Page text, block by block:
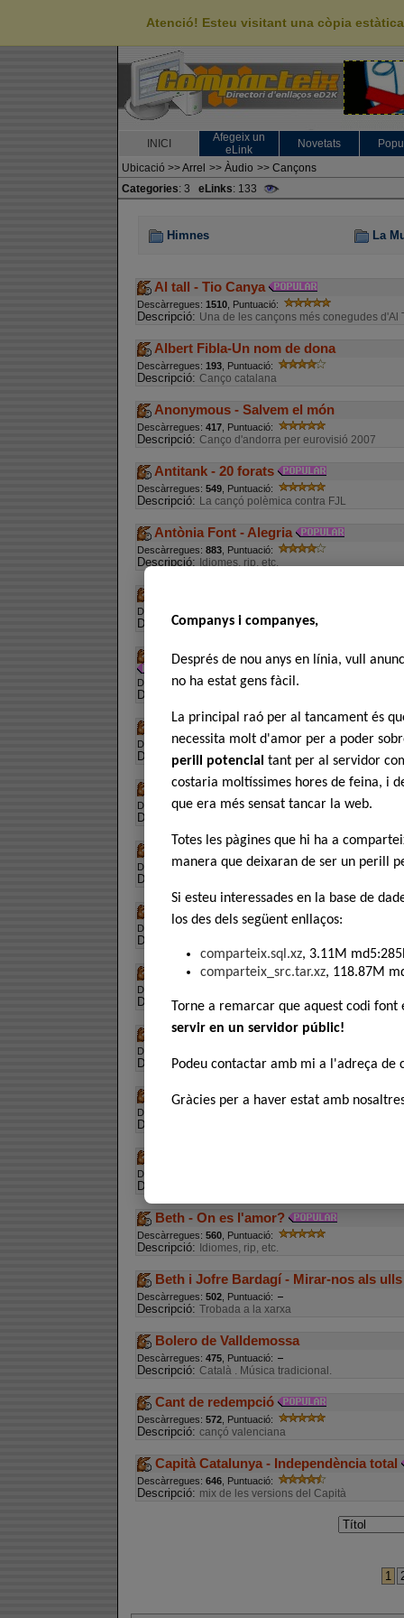
Atenció! Esteu visitant una còpia
INICI
Afegeix un
eLink
Novetats
Ubicació >>Arrel >> Àudio >> Cançons
Categories: 3 eLinks: 133
Himnes La
Al tall - Tio Canya
Descàrregues: 1510, Puntuació:
Descripció: Una de les cançons més conegudes d'Al
Albert Fibla-Un nom de dona
Descàrregues: 193, Puntuació:
Descripció: Canço catalana
Anonymous - Salvem el món
Descàrregues: 417, Puntuació:
Descripció: Canço d'andorra per eurovisió 2007
Antitank - 20 forats
Descàrregues: 549, Puntuació:
Descripció: La cançó polèmica contra FJL
Antònia Font - Alegria
Descàrregues: 883, Puntuació:
Descripció: Idiomes, rip, etc.
Descàrregues:
Descripció: trobada a la xarxa
Ariel Santamaria i la banda del Pere
Descàrregues: 537, Puntuació:
Descripció:
Auxiliar - Superherois
Descàrregues:455, Puntuació:
Descripció:Sensacional música dance en català
Avalots - Terra lliure
Descàrregues:536 , Puntuació:
Descripció:
Banda Oficial de l'Eix del Mal - Cúmbia
Descàrregues:600, Puntuació:
Descripció:
Banda Oficial de l'Eix del Mal - Les
Descàrregues: , Puntuació:
Descripció:
Banda Oficial de l'Eix del Mal - Marxa
Descàrregues:
Descripció:128kbps 44kHZ
Banda Oficial de l'Eix del Mal -
Descàrregues:
Descripció:128kbps 44kHZ
Betagarri - L'estaca
Descàrregues:
Descripció:
Descàrregues:
Descripció:
Beth - On es l'amor?
Descàrregues: 560, Puntuació:
Descripció: Idiomes, rip, etc.
Beth i Jofre Bardagí - Mirar-nos als ulls
Descàrregues: 502, Puntuació:
Descripció: Trobada a la xarxa
Bolero de Valldemossa
Descàrregues: 475, Puntuació:
Descripció: Català . Música tradicional.
Cant de redempció
Descàrregues: 572, Puntuació:
Descripció: cançó valenciana
Capità Catalunya - Independència total
Descàrregues: 646, Puntuació:
Descripció: mix de les versions del Capità
1
Companys i companyes,
Després de nou anys en línia, vull
no ha estat gens fàcil.
La principal raó per al tancament és
necessita molt d'amor per a poder
perill potencial tant per al servidor
costaria moltíssimes hores de feina, i
que era més sensat tancar la web.
Totes les pàgines que hi ha a
manera que deixaran de ser un perill
Si esteu interessades en la base de
los des dels següent enllaços:
comparteix.sql.xz, 3.11M
comparteix_src.tar.xz, 118.87M
Torne a remarcar que aquest codi
servir en un servidor públic!
Podeu contactar amb mi a l'adreça de
Gràcies per a haver estat amb